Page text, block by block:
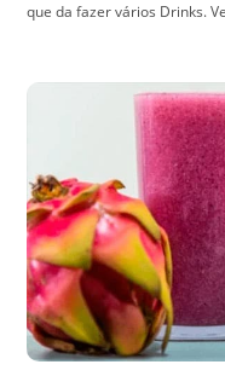
que da fazer vários Drinks.